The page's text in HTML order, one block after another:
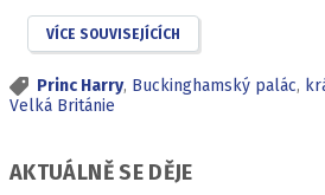
VÍCE SOUVISEJÍCÍCH
Princ Harry, Buckinghamský palác,
Velká Británie
AKTUÁLNĚ SE DĚJE